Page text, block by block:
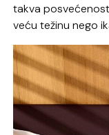
takva
veću težinu nego